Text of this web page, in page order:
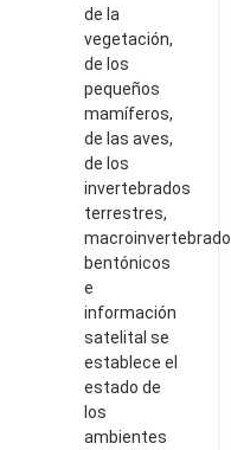
de la
vegetación,
de los
pequeños
mamíferos,
de las aves,
de los
invertebrados
terrestres,
bentónicos
e
información
satelital se
establece el
estado de
los
ambientes